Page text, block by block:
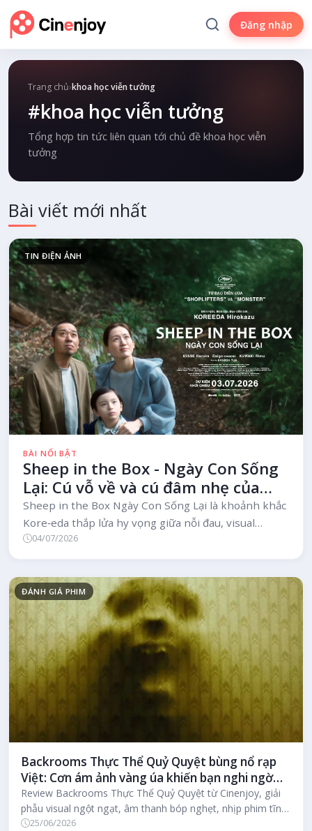
Đăng nhập
Trang chủ›khoa học viễn tưởng
#khoa học viễn tưởng
Tổng hợp tin tức liên quan tới chủ đề khoa học viễn
tưởng
Bài viết mới nhất
TIN ĐIỆN ẢNH
BÀI NỔI BẬT
Sheep in the Box - Ngày Con Sống
Lại: Cú vỗ về và cú đâm nhẹ của
Kore‑eda khiến trái tim bạn khó
ngồi yên
Sheep in the Box Ngày Con Sống Lại là khoảnh khắc
Kore‑eda thắp lửa hy vọng giữa nỗi đau, visual
35mm mê hoặc, âm nhạc dìu dặt, nhịp nửa sau gây
tranh luận nhưng vẫn thấm rất lâu.
04/07/2026
ĐÁNH GIÁ PHIM
Backrooms Thực Thể Quỷ Quyệt bùng nổ rạp
Việt: Cơn ám ảnh vàng úa khiến bạn nghi ngờ
chính trí nhớ của mình
Review Backrooms Thực Thể Quỷ Quyệt từ Cinenjoy, giải
phẫu visual ngột ngạt, âm thanh bóp nghẹt, nhịp phim tĩnh
lặng như dao mổ, d...
25/06/2026